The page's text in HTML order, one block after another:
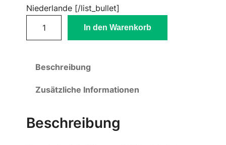
Niederlande [/list_bullet]
i
n
In den Warenkorb
Beschreibung
Zusätzliche Informationen
Beschreibung